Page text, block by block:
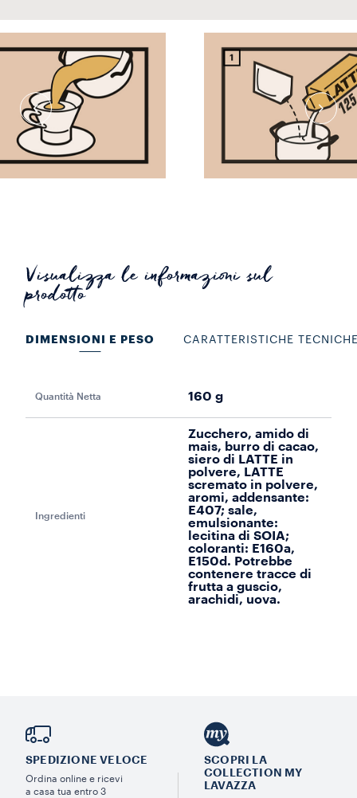
Visualizza le informazioni sul
prodotto
DIMENSIONI E PESO CARATTERISTICHE
Quantità Netta 160 g
Ingredienti
Zucchero, amido di
mais, burro di cacao,
siero di LATTE in
polvere, LATTE
scremato in polvere,
aromi, addensante:
E407; sale,
emulsionante:
lecitina di SOIA;
coloranti: E160a,
E150d. Potrebbe
contenere tracce di
frutta a guscio,
arachidi, uova.
SPEDIZIONE VELOCE
Ordina online e ricevi
a casa tua entro 3
SCOPRI LA
COLLECTION MY
LAVAZZA